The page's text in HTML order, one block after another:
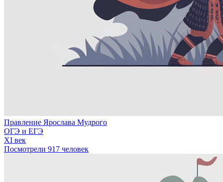
Правление Ярослава Мудрого
ОГЭ и ЕГЭ
XI век
Посмотрели 917 человек